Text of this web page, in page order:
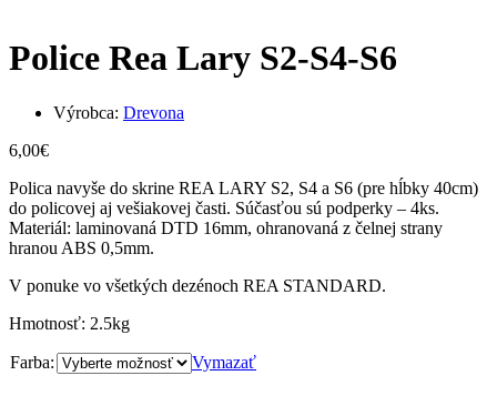
Police Rea Lary S2-S4-S6
Výrobca: Drevona
6,00€
Polica navyše do skrine REA LARY S2, S4 a S6 (pre hĺbky 40cm)
do policovej aj vešiakovej časti. Súčasťou sú podperky – 4ks.
Materiál: laminovaná DTD 16mm, ohranovaná z čelnej strany
hranou ABS 0,5mm.
V ponuke vo všetkých dezénoch REA STANDARD.
Hmotnosť: 2.5kg
Farba: Vymazať